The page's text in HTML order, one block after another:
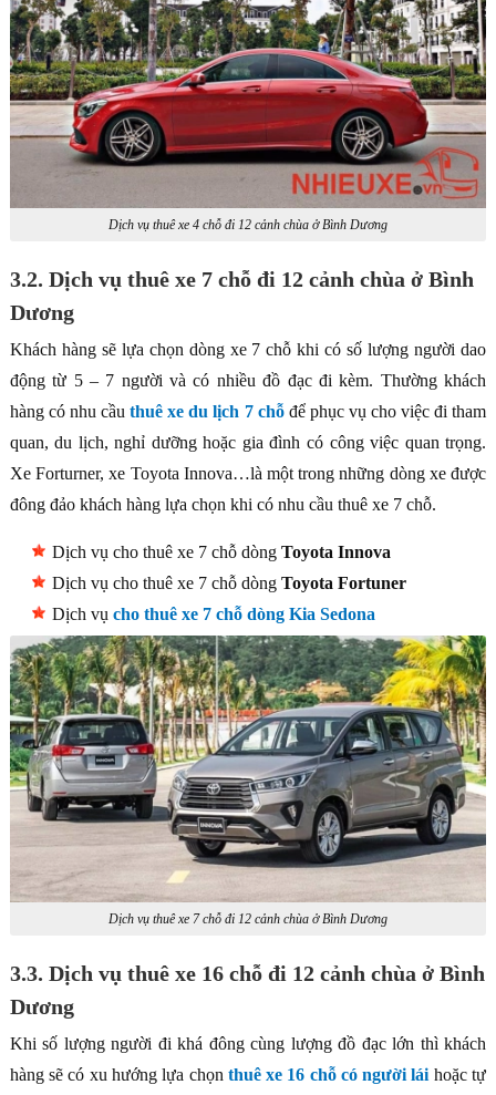
Dịch vụ thuê xe 4 chỗ đi 12 cảnh chùa ở Bình Dương
3.2. Dịch vụ thuê xe 7 chỗ đi 12 cảnh chùa ở Bình
Dương
Khách hàng sẽ lựa chọn dòng xe 7 chỗ khi có số lượng người dao
động từ 5 – 7 người và có nhiều đồ đạc đi kèm. Thường khách
hàng có nhu cầuthuê xe du lịch 7 chỗđể phục vụ cho việc đi tham
quan, du lịch, nghỉ dưỡng hoặc gia đình có công việc quan trọng.
Xe Forturner, xe Toyota Innova…là một trong những dòng xe được
đông đảo khách hàng lựa chọn khi có nhu cầu thuê xe 7 chỗ.
Dịch vụ cho thuê xe 7 chỗ dòng Toyota Innova
Dịch vụ cho thuê xe 7 chỗ dòng Toyota Fortuner
Dịch vụ cho thuê xe 7 chỗ dòng Kia Sedona
Dịch vụ thuê xe 7 chỗ đi 12 cảnh chùa ở Bình Dương
3.3. Dịch vụ thuê xe 16 chỗ đi 12 cảnh chùa ở Bình
Dương
Khi số lượng người đi khá đông cùng lượng đồ đạc lớn thì khách
hàng sẽ có xu hướng lựa chọn thuê xe 16 chỗ có người láihoặc tự